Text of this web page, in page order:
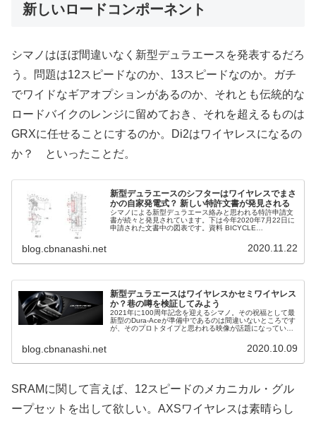
新しいロードコンポーネント
シマノはほぼ間違いなく新型デュラエースを発表するだろ
う。問題は12スピードなのか、13スピードなのか。ガチ
でワイドなギアオプションがあるのか、それとも伝統的な
ロードバイクのレンジに留めておき、それを超えるものは
GRXに任せることにするのか。Di2はワイヤレスになるの
か？ といったことだ。
新型デュラエースのシフターはワイヤレスでまさ
かの自家発電式？ 新しい特許文書が発見される
シマノによる新型デュラエース絡みと思われる特許申請文
書が続々と発見されています。下は今年2020年7月22日に
申請された文書中の図表です。資料 BICYCLE
blog.cbnanashi.net 2020.11.22
新型デュラエースはワイヤレスかセミワイヤレス
か？巷の噂を検証してみよう
2021年に100周年記念を迎えるシマノ。その祝福として最
新型のDura-Aceが準備中であるのは間違いないところです
が、そのプロトタイプと思われる映像が話題になっていま
blog.cbnanashi.net 2020.10.09
SRAMに関して言えば、12スピードのメカニカル・グル
ープセットを出して欲しい。AXSワイヤレスは素晴らし